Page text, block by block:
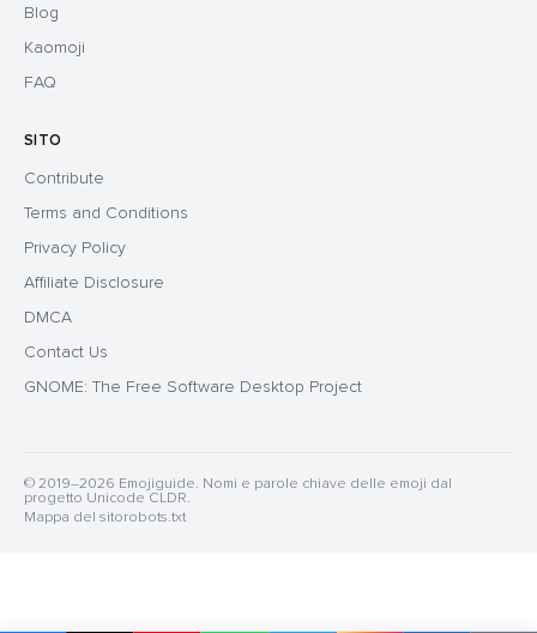
Blog
Kaomoji
FAQ
SITO
Contribute
Terms and Conditions
Privacy Policy
Affiliate Disclosure
DMCA
Contact Us
GNOME: The Free Software Desktop Project
© 2019–2026 Emojiguide. Nomi e parole chiave delle emoji dal
progetto Unicode CLDR.
Mappa del sitorobots.txt